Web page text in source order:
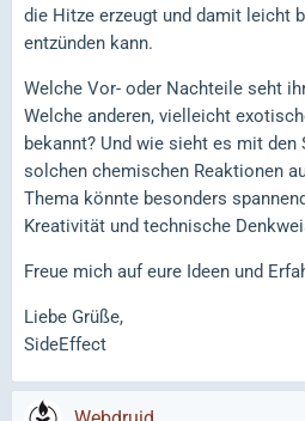
die Hitze erzeugt und damit leicht
entzünden kann.
Welche Vor- oder Nachteile seht
Welche anderen, vielleicht
bekannt? Und wie sieht es mit
solchen chemischen Reaktionen
Thema könnte besonders
Kreativität und technische
Freue mich auf eure Ideen und
Liebe Grüße,
SideEffect